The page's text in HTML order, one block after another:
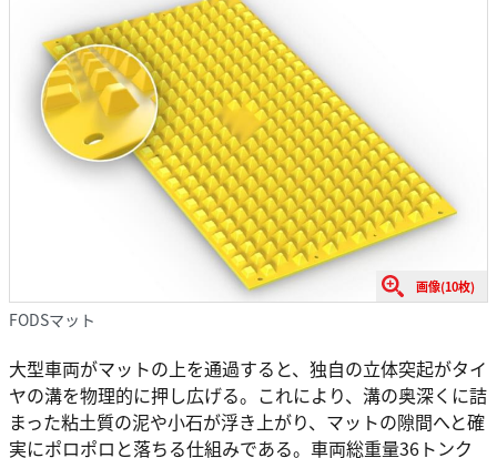
画像(10枚)
FODSマット
大型車両がマットの上を通過すると、独自の立体突起がタイ
ヤの溝を物理的に押し広げる。これにより、溝の奥深くに詰
まった粘土質の泥や小石が浮き上がり、マットの隙間へと確
実にポロポロと落ちる仕組みである。車両総重量36トンク